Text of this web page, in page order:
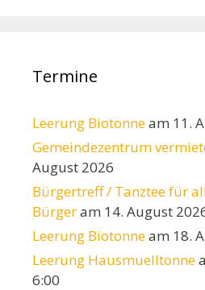
Termine
Leerung Biotonneam 11.
Gemeindezentrum
August 2026
Bürgertreff / Tanztee für
Bürgeram 14. August
Leerung Biotonneam 18.
Leerung Hausmuelltonne
6:00